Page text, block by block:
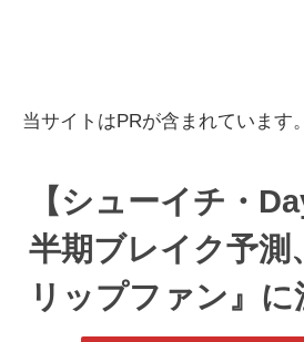
当サイトはPRが含まれています。
【シューイチ・
半期ブレイク予測
リップファン』に